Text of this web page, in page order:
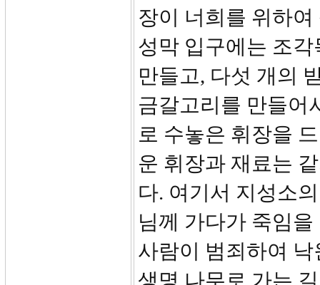
장이 너희를 위하
성막 입구에는 조
만들고, 다섯 개의
금갈고리를 만들어
로 수놓은 휘장을
운 휘장과 재료는
다. 여기서 지성소
님께 가다가 죽임
사람이 범죄하여
생명 나무로 가는